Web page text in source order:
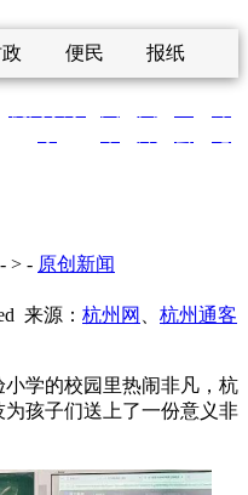
便民 报纸
- > - 原创新闻
来源： 杭州网
杭州通客
学的校园里热闹非凡，杭
孩子们送上了一份意义非